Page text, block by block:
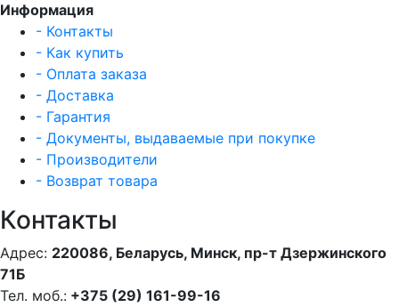
Информация
- Контакты
- Как купить
- Оплата заказа
- Доставка
- Гарантия
- Документы, выдаваемые при покупке
- Производители
- Возврат товара
Контакты
Адрес: 220086, Беларусь, Минск, пр-т Дзержинского
71Б
Тел. моб.: +375 (29) 161-99-16